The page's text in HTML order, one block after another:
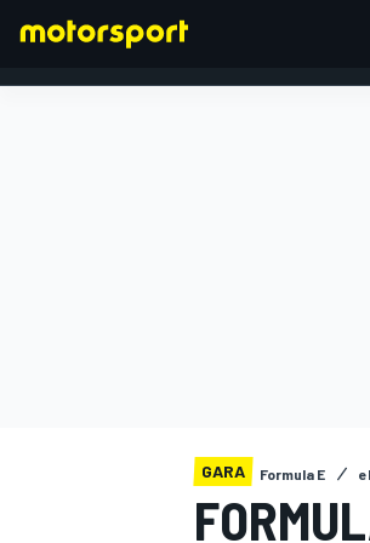
GARA Formula E